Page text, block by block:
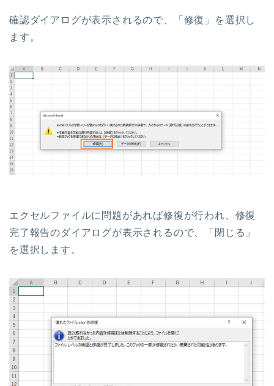
確認ダイアログが表示されるので、「修復」を選択し
ます。
エクセルファイルに問題があれば修復が行われ、修復
完了報告のダイアログが表示されるので、「閉じる」
を選択します。